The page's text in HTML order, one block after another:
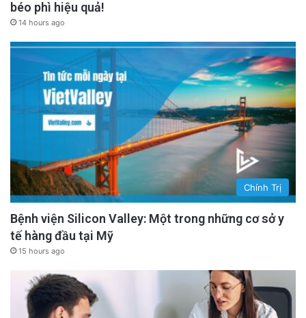
béo phì hiệu quả!
14 hours ago
Chính Trị
Bệnh viện Silicon Valley: Một trong những cơ sở y
tế hàng đầu tại Mỹ
15 hours ago